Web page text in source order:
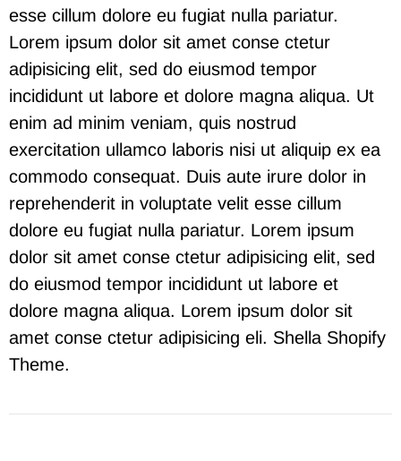
esse cillum dolore eu fugiat nulla pariatur.
Lorem ipsum dolor sit amet conse ctetur
adipisicing elit, sed do eiusmod tempor
incididunt ut labore et dolore magna aliqua. Ut
enim ad minim veniam, quis nostrud
exercitation ullamco laboris nisi ut aliquip ex ea
commodo consequat. Duis aute irure dolor in
reprehenderit in voluptate velit esse cillum
dolore eu fugiat nulla pariatur. Lorem ipsum
dolor sit amet conse ctetur adipisicing elit, sed
do eiusmod tempor incididunt ut labore et
dolore magna aliqua. Lorem ipsum dolor sit
amet conse ctetur adipisicing eli. Shella Shopify
Theme.